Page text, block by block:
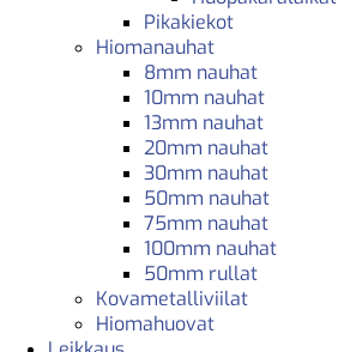
Pikakiekot
Hiomanauhat
8mm nauhat
10mm nauhat
13mm nauhat
20mm nauhat
30mm nauhat
50mm nauhat
75mm nauhat
100mm nauhat
50mm rullat
Kovametalliviilat
Hiomahuovat